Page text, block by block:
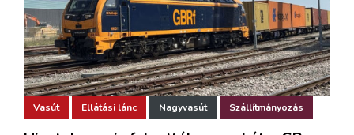
Vasút Ellátási lánc Nagyvasút Szállítmányozás